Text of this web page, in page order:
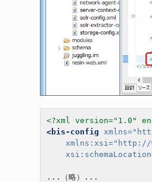
<?xml version="1.0"
<bis-config
xmlns=
xmlns:xsi="http://
...（略）...